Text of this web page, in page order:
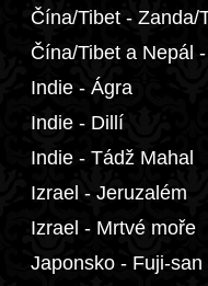
Čína/Tibet - Zanda/
Čína/Tibet a Nepál
Indie - Ágra
Indie - Dillí
Indie - Tádž Mahal
Izrael - Jeruzalém
Izrael - Mrtvé moře
Japonsko - Fuji-san